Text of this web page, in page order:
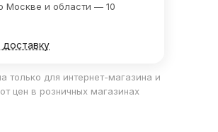
Москве и области — 10
доставку
только для интернет-магазина и
цен в розничных магазинах